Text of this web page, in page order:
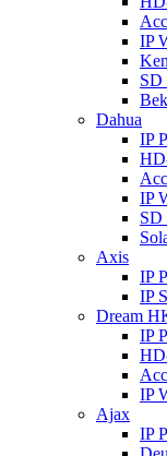
IP
SD
Dahua
IP
IP
SD
Axis
IP
IP
Dream
IP
IP
Ajax
IP